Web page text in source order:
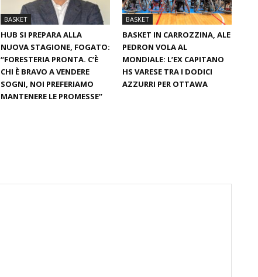
BASKET
HUB SI PREPARA ALLA
NUOVA STAGIONE, FOGATO:
“FORESTERIA PRONTA. C’È
CHI È BRAVO A VENDERE
SOGNI, NOI PREFERIAMO
MANTENERE LE PROMESSE”
BASKET
BASKET IN CARROZZINA, ALE
PEDRON VOLA AL
MONDIALE: L’EX CAPITANO
HS VARESE TRA I DODICI
AZZURRI PER OTTAWA